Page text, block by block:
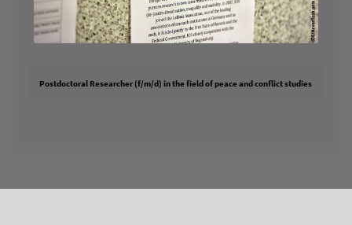
Postdoctoral Researcher (f/m/d) in the field of peace and conflict studies